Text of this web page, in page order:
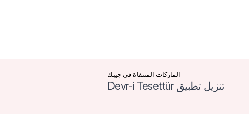
الماركات المنتقاة في جيبك
تنزيل تطبيق Devr-i Tesettür